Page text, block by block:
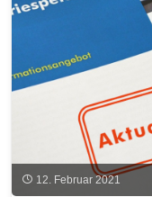
Erneuerbaren
wird
immer
günstiger"
12. Februar 2021